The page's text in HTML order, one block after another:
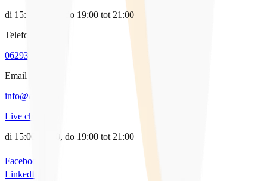
di 15:00-17:00, do 19:00 tot 21:00
Telefoon
0629338064
Email
info@qpido.nl
Live chat
di 15:00-17:00, do 19:00 tot 21:00
Facebook
LinkedIn